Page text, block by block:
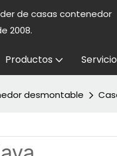
de casas contenedor
2008.
Productos
desmontable